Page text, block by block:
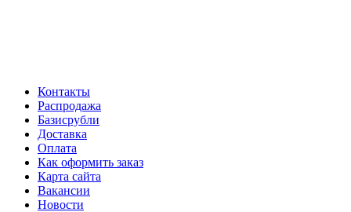
Контакты
Распродажа
Базисрубли
Доставка
Оплата
Как оформить заказ
Карта сайта
Вакансии
Новости